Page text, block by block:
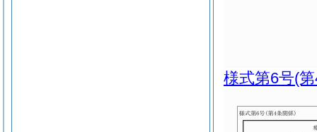
様式第6号(